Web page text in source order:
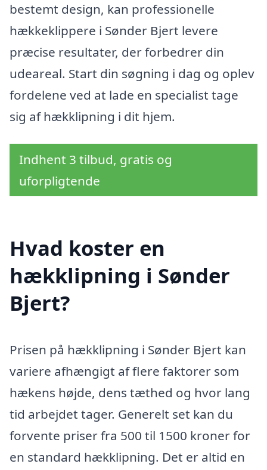
bestemt design, kan professionelle
hækkeklippere i Sønder Bjert levere
præcise resultater, der forbedrer din
udeareal. Start din søgning i dag og oplev
fordelene ved at lade en specialist tage
sig af hækklipning i dit hjem.
Indhent 3 tilbud, gratis og
uforpligtende
Hvad koster en
hækklipning i Sønder
Bjert?
Prisen på hækklipning i Sønder Bjert kan
variere afhængigt af flere faktorer som
hækens højde, dens tæthed og hvor lang
tid arbejdet tager. Generelt set kan du
forvente priser fra 500 til 1500 kroner for
en standard hækklipning. Det er altid en